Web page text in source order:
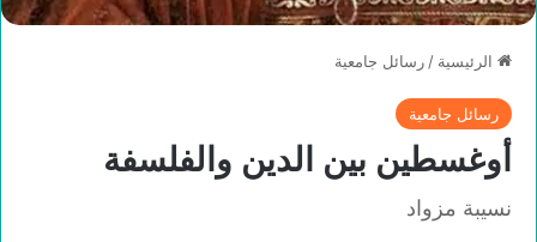
الرئيسية / رسائل جامعية
رسائل جامعية
أوغسطين بين الدين والفلسفة
نسيبة مزواد